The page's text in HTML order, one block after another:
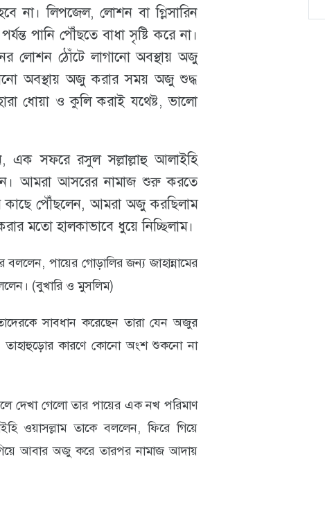
না। লিপজেল, লোশন বা গ্লিসারিন
পানি পৌঁছতে বাধা সৃষ্টি করে না।
লোশন ঠোঁটে লাগানো অবস্থায় অজু
অবস্থায় অজু করার সময় অজু শুদ্ধ
ধোয়া ও কুলি করাই যথেষ্ট, ভালো
সফরে রসুল সল্লাল্লাহু আলাইহি
আমরা আসরের নামাজ শুরু করতে
কাছে পৌঁছলেন, আমরা অজু করছিলাম
মতো হালকাভাবে ধুয়ে নিচ্ছিলাম।
বললেন, পায়ের গোড়ালির জন্য জাহান্নামের
(বুখারি ও মুসলিম)
সাবধান করেছেন তারা যেন অজুর
তাহাহুড়োর কারণে কোনো অংশ শুকনো না
দেখা গেলো তার পায়ের এক নখ পরিমাণ
ওয়াসল্লাম তাকে বললেন, ফিরে গিয়ে
আবার অজু করে তারপর নামাজ আদায়